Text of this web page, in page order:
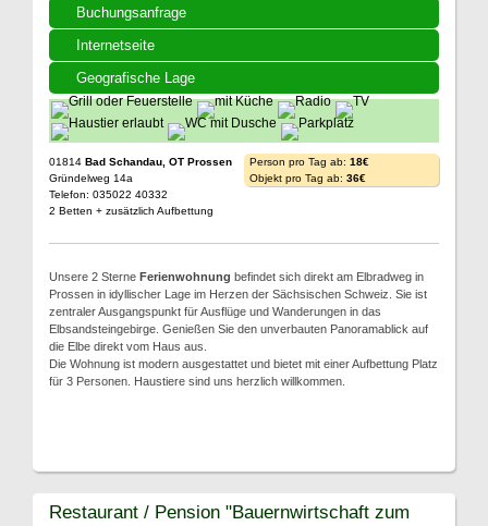
Buchungsanfrage
Internetseite
Geografische Lage
01814 Bad Schandau, OT Prossen
Gründelweg 14a
Telefon: 035022 40332
2 Betten + zusätzlich Aufbettung
Person pro Tag ab: 18€
Objekt pro Tag ab: 36€
Unsere 2 Sterne Ferienwohnung befindet sich direkt am Elbradweg in
Prossen in idyllischer Lage im Herzen der Sächsischen Schweiz. Sie ist
zentraler Ausgangspunkt für Ausflüge und Wanderungen in das
Elbsandsteingebirge. Genießen Sie den unverbauten Panoramablick auf
die Elbe direkt vom Haus aus.
Die Wohnung ist modern ausgestattet und bietet mit einer Aufbettung Platz
für 3 Personen. Haustiere sind uns herzlich willkommen.
Restaurant / Pension "Bauernwirtschaft zum